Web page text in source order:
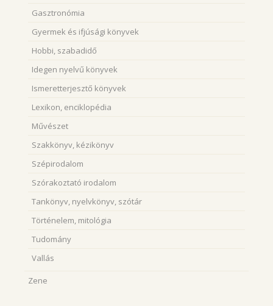
Gasztronómia
Gyermek és ifjúsági könyvek
Hobbi, szabadidő
Idegen nyelvű könyvek
Ismeretterjesztő könyvek
Lexikon, enciklopédia
Művészet
Szakkönyv, kézikönyv
Szépirodalom
Szórakoztató irodalom
Tankönyv, nyelvkönyv, szótár
Történelem, mitológia
Tudomány
Vallás
Zene